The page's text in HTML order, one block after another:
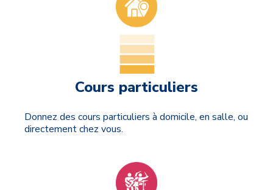
Cours particuliers
Donnez des cours particuliers à domicile, en salle, ou
directement chez vous.